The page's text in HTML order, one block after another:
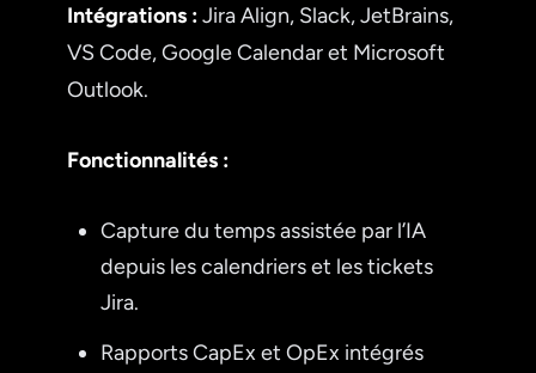
Intégrations :Jira Align, Slack, JetBrains,
VS Code, Google Calendar et Microsoft
Outlook.
Fonctionnalités :
Capture du temps assistée par l’IA
depuis les calendriers et les tickets
Jira.
Rapports CapEx et OpEx intégrés